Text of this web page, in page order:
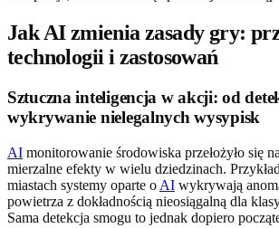
Jak AI zmienia zasady gry:
technologii i zastosowań
Sztuczna inteligencja w akcji: od
wykrywanie nielegalnych wysypisk
AI monitorowanie środowiska przełożyło się
mierzalne efekty w wielu dziedzinach.
miastach systemy oparte o AI wykrywają
powietrza z dokładnością nieosiągalną dla
Sama detekcja smogu to jednak dopiero